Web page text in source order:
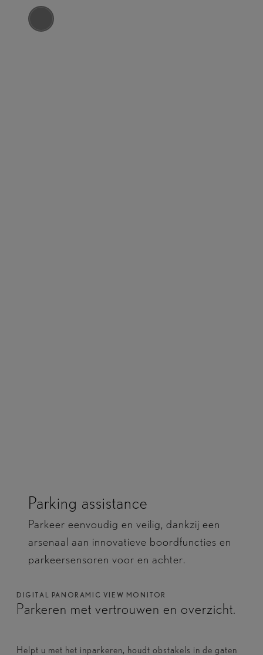
Parking assistance
Parkeer eenvoudig en veilig, dankzij een
arsenaal aan innovatieve boordfuncties en
parkeersensoren voor en achter.
DIGITAL PANORAMIC VIEW MONITOR
Parkeren met vertrouwen en overzicht.
Helpt u met het inparkeren, houdt obstakels in de gaten